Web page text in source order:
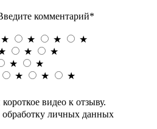
комментарий*
★ ★ ★
★
★
★
★
★
★ ★
★
видео к отзыву.
личных данных